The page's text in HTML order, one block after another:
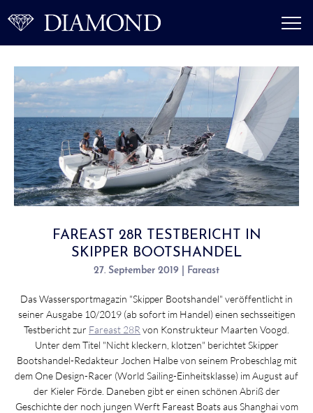
FAREAST 28R TESTBERICHT IN
SKIPPER BOOTSHANDEL
27. September 2019 | Fareast
Das Wassersportmagazin "Skipper Bootshandel" veröffentlicht in
seiner Ausgabe 10/2019 (ab sofort im Handel) einen sechsseitigen
Testbericht zur Fareast 28R von Konstrukteur Maarten Voogd.
Unter dem Titel "Nicht kleckern, klotzen" berichtet Skipper
Bootshandel-Redakteur Jochen Halbe von seinem Probeschlag mit
dem One Design-Racer (World Sailing-Einheitsklasse) im August auf
der Kieler Förde. Daneben gibt er einen schönen Abriß der
Geschichte der noch jungen Werft Fareast Boats aus Shanghai vom